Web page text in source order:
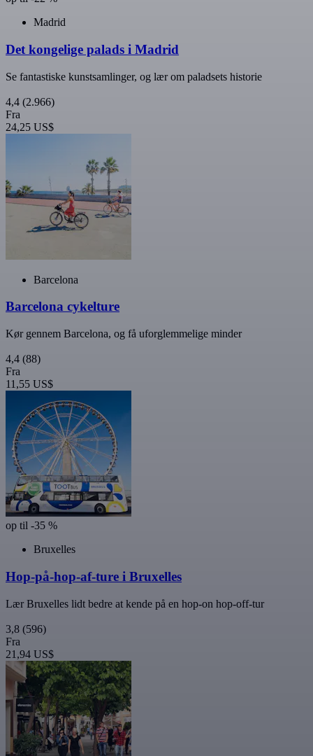
Madrid
Det kongelige palads i Madrid
Se fantastiske kunstsamlinger, og lær om paladsets historie
4,4 (2.966)
Fra
24,25 US$
Barcelona
Barcelona cykelture
Kør gennem Barcelona, og få uforglemmelige minder
4,4 (88)
Fra
11,55 US$
op til -35 %
Bruxelles
Hop-på-hop-af-ture i Bruxelles
Lær Bruxelles lidt bedre at kende på en hop-on hop-off-tur
3,8 (596)
Fra
21,94 US$